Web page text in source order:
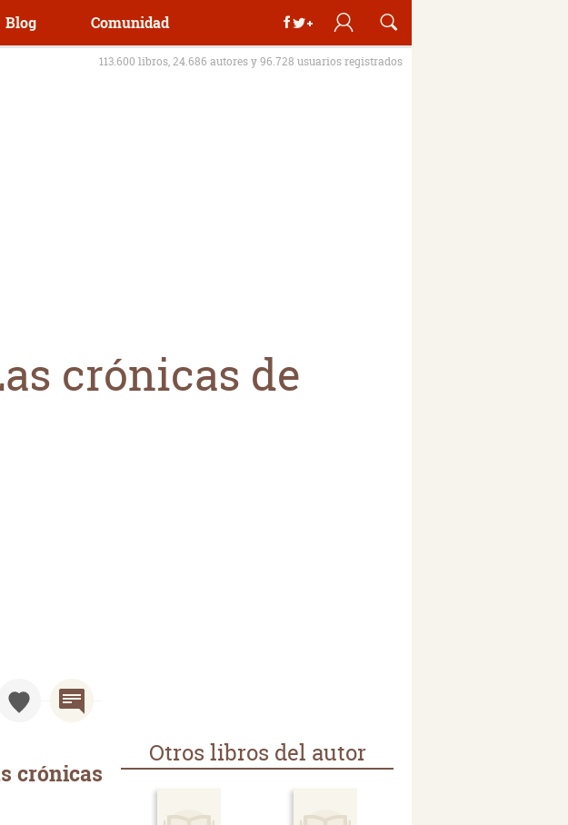
Blog Comunidad
113.600 libros, 24.686 autores y 96.728 usuarios registrados
crónicas de
crónicas
Otros libros del autor